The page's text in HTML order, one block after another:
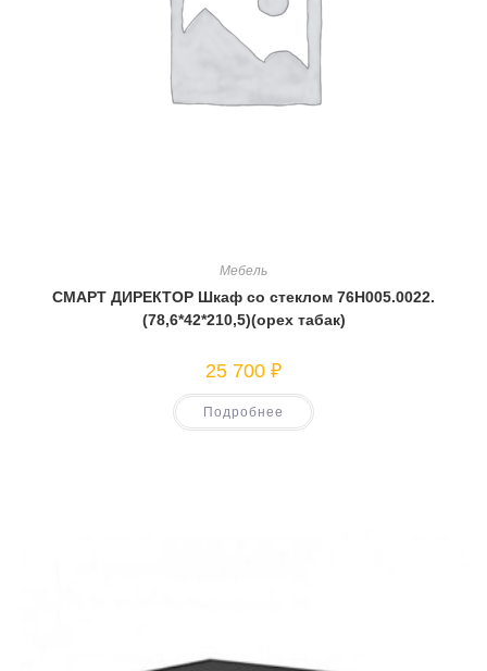
Мебель
СМАРТ ДИРЕКТОР Шкаф со стеклом 76Н005.0022.
(78,6*42*210,5)(орех табак)
25 700 ₽
Подробнее